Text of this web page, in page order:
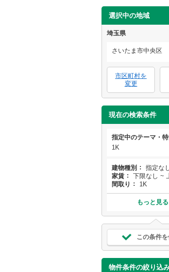
選択中の地域
埼玉県
さいたま市中央区
市区町村を
変更
現在の検索条件
指定中のテーマ・
1K
建物種別
指定な
家賃
下限なし ~
間取り
1K
もっと見る
この条件
物件条件の絞り込